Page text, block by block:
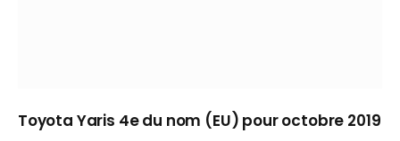
Toyota Yaris 4e du nom (EU) pour octobre 2019